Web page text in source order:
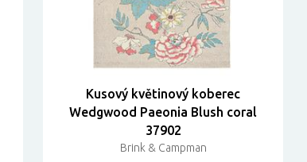
Kusový květinový koberec
Wedgwood Paeonia Blush coral
37902
Brink & Campman